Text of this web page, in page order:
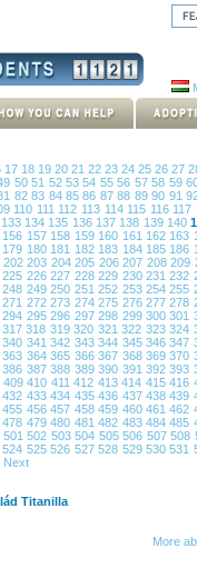
17 18 19 20 21 22 23 24 25 26 27
5051 525354 5556 5758 59
8283 848586 8788 8990 91
110 111 112 113 114 115 116 117
133 134 135 136 137 138 139 140
156 157 158 159 160 161 162 163
179 180 181 182 183 184 185 186
202 203 204 205 206 207 208 209
225 226227 228229 230 231232
248 249250 251252 253 254255
271 272273 274275 276 277278
294 295296 297298 299 300301
317 318 319 320 321 322 323 324
340 341342 343344 345 346347
363 364365 366367 368 369370
386 387388 389390 391 392393
409 410 411 412 413 414 415 416
432 433434 435436 437 438439
455 456457 458459 460 461462
478 479480 481482 483 484485
501 502 503 504 505 506 507 508
524 525526 527528 529 530531
Next
Titanilla
More